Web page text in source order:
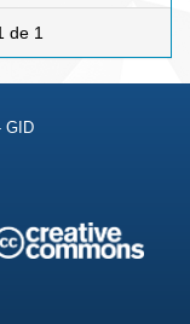
de 1
GID